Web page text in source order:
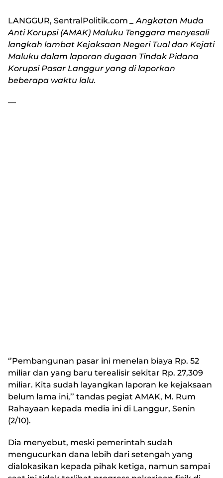
LANGGUR, SentralPolitik.com _ Angkatan Muda
Anti Korupsi (AMAK) Maluku Tenggara menyesali
langkah lambat Kejaksaan Negeri Tual dan Kejati
Maluku dalam laporan dugaan Tindak Pidana
Korupsi Pasar Langgur yang di laporkan
beberapa waktu lalu.
—
‘’Pembangunan pasar ini menelan biaya Rp. 52
miliar dan yang baru terealisir sekitar Rp. 27,309
miliar. Kita sudah layangkan laporan ke kejaksaan
belum lama ini,’’ tandas pegiat AMAK, M. Rum
Rahayaan kepada media ini di Langgur, Senin
(2/10).
Dia menyebut, meski pemerintah sudah
mengucurkan dana lebih dari setengah yang
dialokasikan kepada pihak ketiga, namun sampai